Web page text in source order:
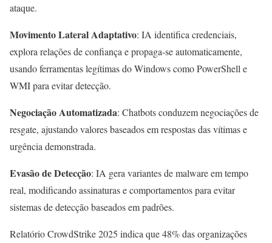
ataque.
Movimento Lateral Adaptativo: IA identifica credenciais,
explora relações de confiança e propaga-se automaticamente,
usando ferramentas legítimas do Windows como PowerShell e
WMI para evitar detecção.
Negociação Automatizada: Chatbots conduzem negociações de
resgate, ajustando valores baseados em respostas das vítimas e
urgência demonstrada.
Evasão de Detecção: IA gera variantes de malware em tempo
real, modificando assinaturas e comportamentos para evitar
sistemas de detecção baseados em padrões.
Relatório CrowdStrike 2025 indica que 48% das organizações